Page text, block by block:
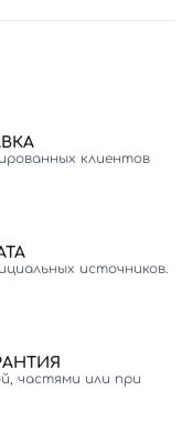
клиентов
источников.
частями или при